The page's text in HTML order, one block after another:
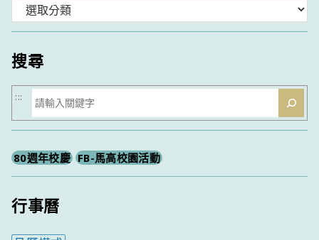
類
搜尋
搜
尋
:::
80週年校慶 FB-馬高校園活動
行事曆